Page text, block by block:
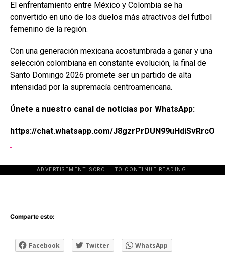
El enfrentamiento entre México y Colombia se ha
convertido en uno de los duelos más atractivos del futbol
femenino de la región.
Con una generación mexicana acostumbrada a ganar y una
selección colombiana en constante evolución, la final de
Santo Domingo 2026 promete ser un partido de alta
intensidad por la supremacía centroamericana.
Únete a nuestro canal de noticias por WhatsApp:
https://chat.whatsapp.com/J8gzrPrDUN99uHdiSvRrcO
ADVERTISEMENT. SCROLL TO CONTINUE READING.
[adsforwp id="243463"]
Comparte esto:
Facebook Twitter WhatsApp